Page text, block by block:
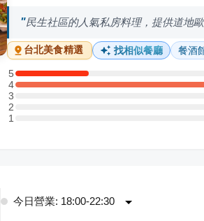
民生社區的人氣私房料理，提供道地
台北美食精選 找相似餐廳 餐酒
5
5 星：1 則評論
4
4 星：3 則評論
3
3 星：0 則評論
2
2 星：0 則評論
11 星：0 則評論
今日營業: 18:00-22:30